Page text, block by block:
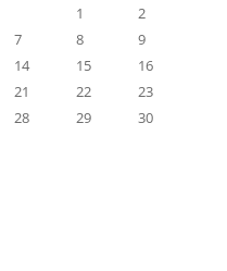
1
2
7 8
9
14 15
16
21 22
23
28 29
30